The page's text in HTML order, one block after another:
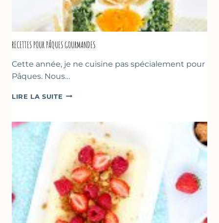
RECETTES POUR PÂQUES GOURMANDES
Cette année, je ne cuisine pas spécialement pour
Pâques. Nous…
LIRE LA SUITE RECETTES
GOURMANDES